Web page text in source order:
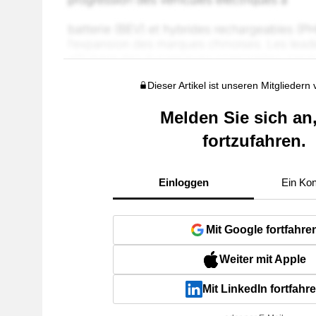
Dieser Artikel ist unseren Mitgliedern
Melden Sie sich
fortzufahren.
Einloggen Ein
Mit Google
Weiter mit Apple
Mit LinkedIn